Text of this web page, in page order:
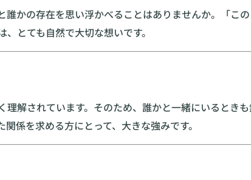
かの存在を思い浮かべることはありませんか。「こ
とても自然で大切な想いです。
解されています。そのため、誰かと一緒にいるとき
係を求める方にとって、大きな強みです。